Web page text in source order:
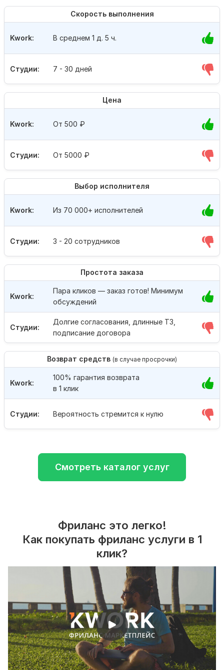
Скорость выполнения
Студии: 7 - 30 дней
Kwork: В среднем 1 д. 5 ч.
Цена
Студии: От 5000 ₽
Kwork: От 500 ₽
Выбор исполнителя
Студии: 3 - 20 сотрудников
Kwork: Из 70 000+ исполнителей
Простота заказа
Студии:
Долгие согласования, длинные ТЗ,
подписание договора
Kwork:
Пара кликов — заказ готов! Минимум
обсуждений
Возврат средств (в случае просрочки)
Студии: Вероятность стремится к нулю
Kwork:
100% гарантия возврата
в 1 клик
Смотреть каталог услуг
Фриланс это легко!
Как покупать фриланс услуги в 1
клик?